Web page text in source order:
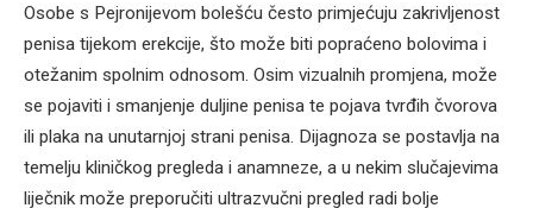
Osobe s Pejronijevom bolešću često primjećuju zakrivljenost
penisa tijekom erekcije, što može biti popraćeno bolovima i
otežanim spolnim odnosom. Osim vizualnih promjena, može
se pojaviti i smanjenje duljine penisa te pojava tvrđih čvorova
ili plaka na unutarnjoj strani penisa. Dijagnoza se postavlja na
temelju kliničkog pregleda i anamneze, a u nekim slučajevima
liječnik može preporučiti ultrazvučni pregled radi bolje